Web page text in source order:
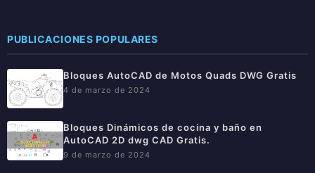
PUBLICACIONES POPULARES
Bloques AutoCAD de Motos Quads DWG Gratis
4 de marzo de 2024
Bloques Dinámicos de cocina y baño en
AutoCAD 2D dwg CAD Gratis.
9 de marzo de 2024